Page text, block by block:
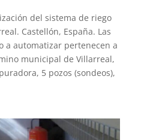
del sistema de riego
Castellón, España. Las
a automatizar pertenecen a
municipal de Villarreal,
5 pozos (sondeos),